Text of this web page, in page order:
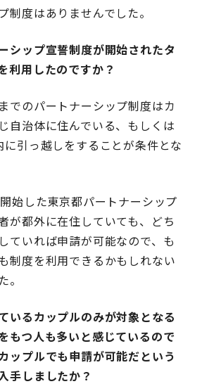
制度はありませんでした。
シップ宣誓制度が開始されたタ
利用したのですか？
でのパートナーシップ制度はカ
自治体に住んでいる、もしくは
引っ越しをすることが条件とな
始した東京都パートナーシップ
が都外に在住していても、どち
ていれば申請が可能なので、も
制度を利用できるかもしれない
。
いるカップルのみが対象となる
もつ人も多いと感じているので
ップルでも申請が可能だという
手しましたか？